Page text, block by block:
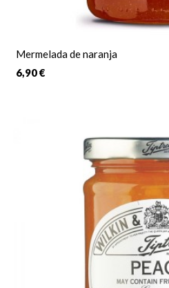
Mermelada de naranja
6,90 €